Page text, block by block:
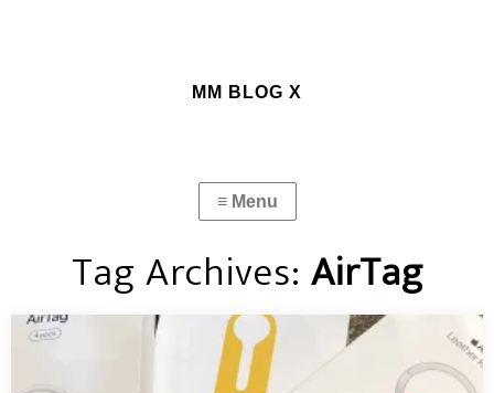
MM BLOG X
Tag Archives: AirTag